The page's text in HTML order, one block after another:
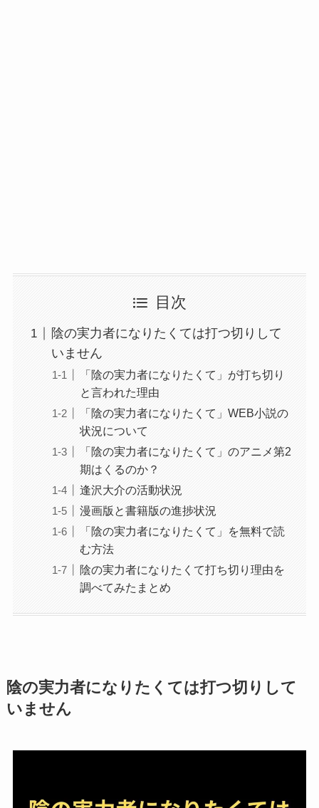
目次
陰の実力者になりたくては打つ切りして
いません
「陰の実力者になりたくて」が打ち切り
と言われた理由
「陰の実力者になりたくて」WEB小説の
状況について
「陰の実力者になりたくて」のアニメ第2
期はくるのか？
逢沢大介の活動状況
漫画版と書籍版の進捗状況
「陰の実力者になりたくて」を無料で読
む方法
陰の実力者になりたくて打ち切り理由を
調べてみたまとめ
陰の実力者になりたくては打つ切りして
いません